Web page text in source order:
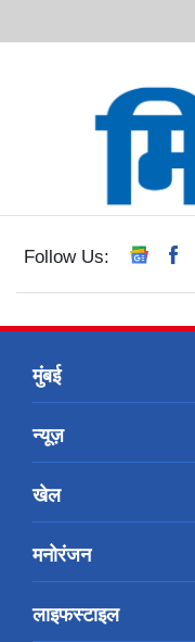
Follow Us:
मुंबई
न्यूज़
खेल
मनोरंजन
लाइफस्टाइल